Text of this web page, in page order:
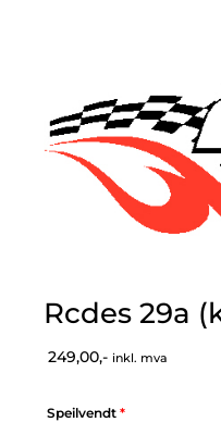
Rcdes 29a
249,00,- inkl. mva
Speilvendt *